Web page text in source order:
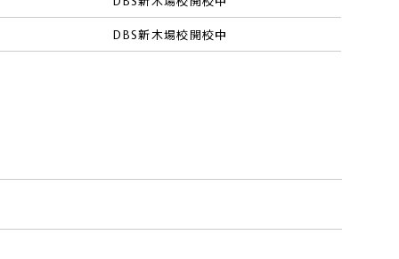
DBS新木場校開校中